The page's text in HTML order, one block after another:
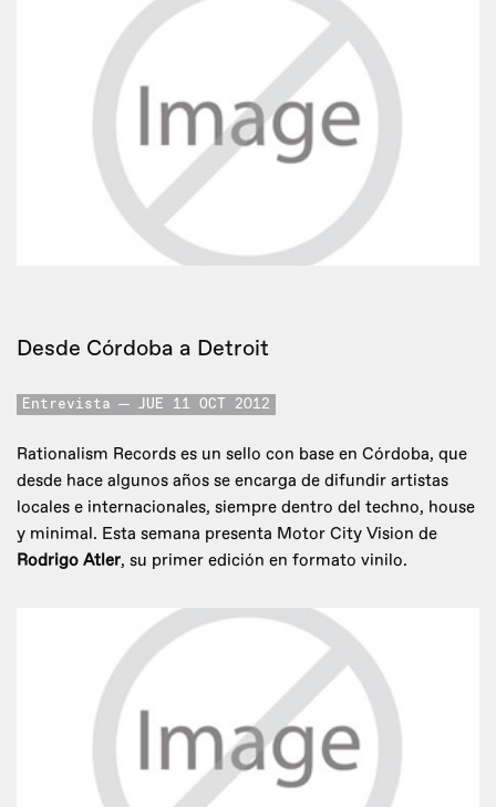
Desde Córdoba a Detroit
Entrevista JUE 11 OCT 2012
Rationalism Records es un sello con base en Córdoba, que
desde hace algunos años se encarga de difundir artistas
locales e internacionales, siempre dentro del techno, house
y minimal. Esta semana presenta Motor City Vision de
Rodrigo Atler, su primer edición en formato vinilo.